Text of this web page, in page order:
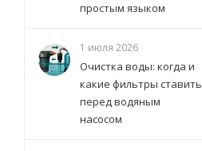
простым языком
1 июля 2026
Очистка воды: когда и
какие фильтры ставить
перед водяным
насосом